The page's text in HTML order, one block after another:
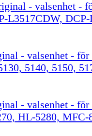
- valsenhet -
L3517CDW,
- valsenhet - för
5140, 5150,
- valsenhet -
HL-5280, MFC-